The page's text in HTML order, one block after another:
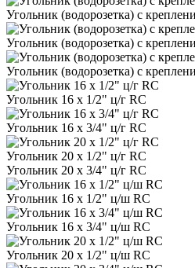
Угольник (водорозетка) с
Угольник (водорозетка) с
Угольник (водорозетка) с
Угольник 16 х 1/2" ц/г RC
Угольник 16 х 3/4" ц/г RC
Угольник 20 х 1/2" ц/г RC
Угольник 20 х 3/4" ц/г RC
Угольник 16 х 1/2" ц/ш RC
Угольник 16 х 3/4" ц/ш RC
Угольник 20 х 1/2" ц/ш RC